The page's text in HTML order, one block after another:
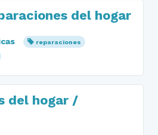
del hogar
reparaciones
del hogar /